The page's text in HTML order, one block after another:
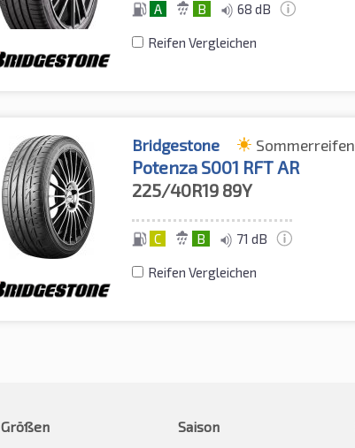
A B 68 dB
Reifen Vergleichen
Bridgestone Sommerreifen
Potenza S001 RFT AR
225/40R19 89Y
C B 71 dB
Reifen Vergleichen
Größen
Saison